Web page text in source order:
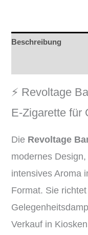
Beschreibung
⚡️ Revoltage
E-Zigarette für
Die Revoltage
modernes
intensives Aroma
Format. Sie
Verkauf in